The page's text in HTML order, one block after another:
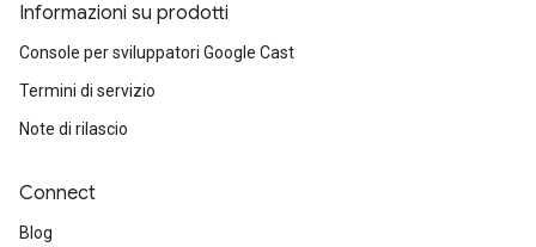
Informazioni su prodotti
Console per sviluppatori Google Cast
Termini di servizio
Note di rilascio
Connect
Blog